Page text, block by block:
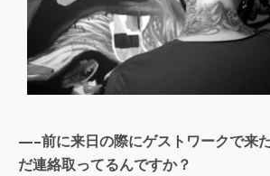
—–前に来日の際にゲストワークで来
だ連絡取ってるんですか？